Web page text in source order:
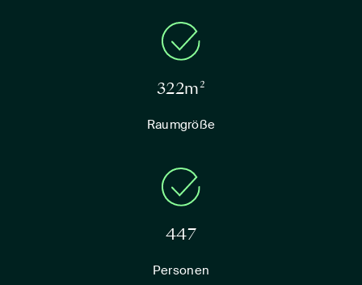
322m²
Raumgröße
447
Personen